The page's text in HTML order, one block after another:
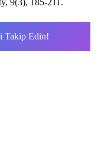
9(3), 185-211.
Takip Edin!